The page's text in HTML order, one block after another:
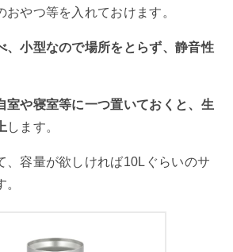
やつ等を入れておけます。
、小型なので場所をとらず、静音性
室や寝室等に一つ置いておくと、生
します。
、容量が欲しければ10Lぐらいのサ